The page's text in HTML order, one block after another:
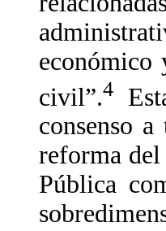
económico
civil”.4
consenso
reforma del
Pública